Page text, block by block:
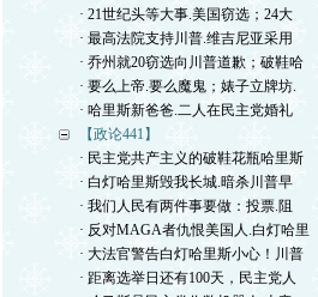
· 21世纪头等大事.美国窃选；24大
· 最高法院支持川普.维吉尼亚采用
· 乔州就20窃选向川普道歉；破鞋哈
· 要么上帝.要么魔鬼；婊子立牌坊.
· 哈里斯新爸爸.二人在民主党婚礼
【政论441】
· 民主党共产主义的破鞋花瓶哈里斯
· 白灯哈里斯毁我长城.暗杀川普早
· 我们人民有两件事要做：投票.阻
· 反对MAGA者仇恨美国人.白灯哈里
· 大法官警告白灯哈里斯小心！川普
· 距离选举日还有100天，民主党人